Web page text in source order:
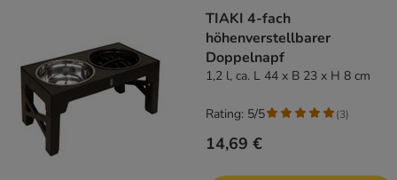
TIAKI 4-fach
höhenverstellbarer
Doppelnapf
1,2 l, ca. L 44 x B 23 x H 8 cm
14,69 €
Rating: 5/5 (3)